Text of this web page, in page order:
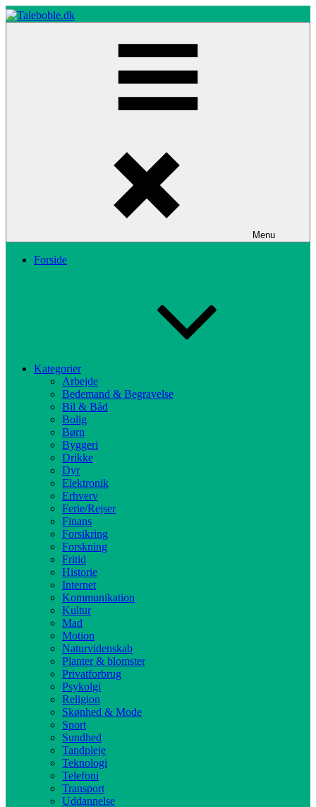
Skip
to
Menu
Forside
Kategorier
Arbejde
Bedemand & Begravelse
Bil & Båd
Bolig
Børn
Byggeri
Drikke
Dyr
Elektronik
Erhverv
Ferie/Rejser
Finans
Forsikring
Forskning
Fritid
Historie
Internet
Kommunikation
Kultur
Mad
Motion
Naturvidenskab
Planter & blomster
Privatforbrug
Psykolgi
Religion
Skønhed & Mode
Sport
Sundhed
Tandpleje
Teknologi
Telefoni
Transport
Uddannelse